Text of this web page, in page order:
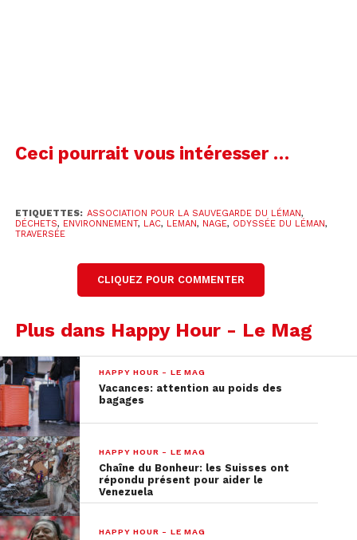
Ceci pourrait vous intéresser …
ETIQUETTES: ASSOCIATION POUR LA SAUVEGARDE DU LÉMAN,
DÉCHETS, ENVIRONNEMENT, LAC, LEMAN, NAGE, ODYSSÉE DU LÉMAN,
TRAVERSÉE
CLIQUEZ POUR COMMENTER
Plus dans Happy Hour - Le Mag
HAPPY HOUR - LE MAG
Vacances: attention au poids des
bagages
HAPPY HOUR - LE MAG
Chaîne du Bonheur: les Suisses ont
répondu présent pour aider le
Venezuela
HAPPY HOUR - LE MAG